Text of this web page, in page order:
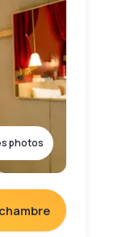
photos